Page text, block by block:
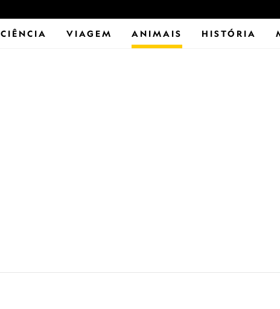
CIÊNCIA VIAGEM ANIMAIS HISTÓRIA